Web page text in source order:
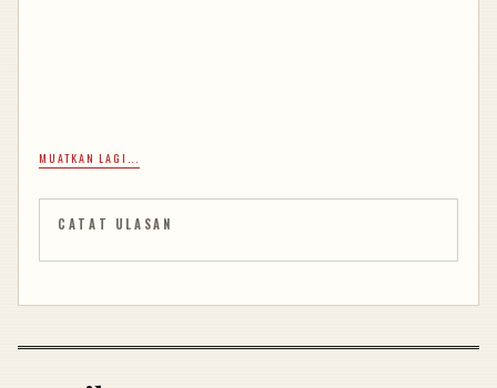
MUATKAN LAGI...
CATAT ULASAN